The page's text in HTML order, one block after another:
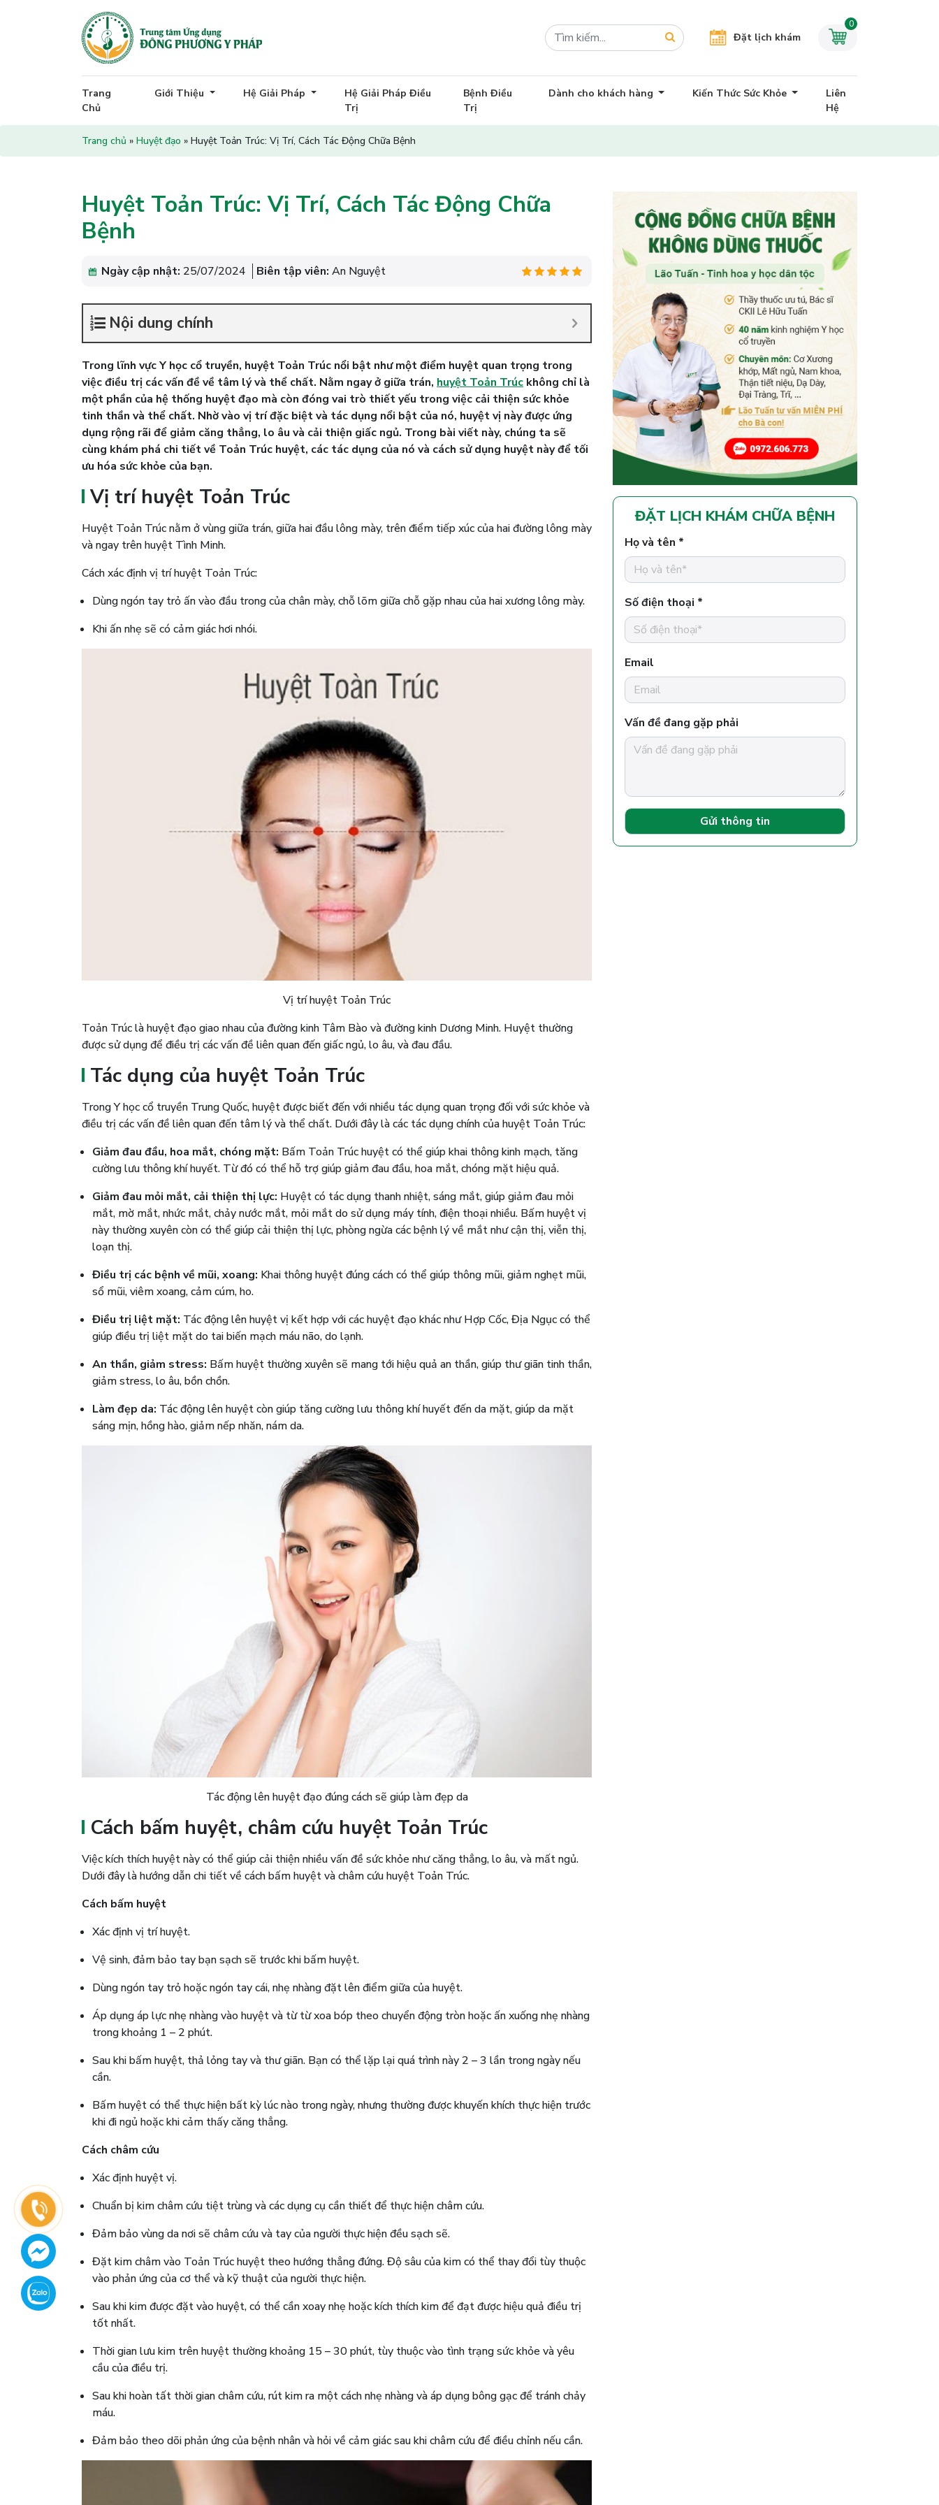
Đặt lịch khám
0
Trang
Chủ
Giới Thiệu Hệ Giải Pháp
Hệ Giải Pháp Điều
Trị
Bệnh Điều
Trị
Dành cho khách hàng Kiến Thức Sức Khỏe
Liên
Hệ
Trang chủ » Huyệt đạo » Huyệt Toản Trúc: Vị Trí, Cách Tác Động Chữa Bệnh
Huyệt Toản Trúc: Vị Trí, Cách Tác Động Chữa
Bệnh
Ngày cập nhật: 25/07/2024 Biên tập viên: An Nguyệt
Nội dung chính
Trong lĩnh vực Y học cổ truyền, huyệt Toản Trúc nổi bật như một điểm huyệt quan trọng trong
việc điều trị các vấn đề về tâm lý và thể chất. Nằm ngay ở giữa trán, huyệt Toản Trúc không chỉ là
một phần của hệ thống huyệt đạo mà còn đóng vai trò thiết yếu trong việc cải thiện sức khỏe
tinh thần và thể chất. Nhờ vào vị trí đặc biệt và tác dụng nổi bật của nó, huyệt vị này được ứng
dụng rộng rãi để giảm căng thẳng, lo âu và cải thiện giấc ngủ. Trong bài viết này, chúng ta sẽ
cùng khám phá chi tiết về Toản Trúc huyệt, các tác dụng của nó và cách sử dụng huyệt này để tối
ưu hóa sức khỏe của bạn.
Vị trí huyệt Toản Trúc
Huyệt Toản Trúc nằm ở vùng giữa trán, giữa hai đầu lông mày, trên điểm tiếp xúc của hai đường lông mày
và ngay trên huyệt Tình Minh.
Cách xác định vị trí huyệt Toản Trúc:
Dùng ngón tay trỏ ấn vào đầu trong của chân mày, chỗ lõm giữa chỗ gặp nhau của hai xương lông mày.
Khi ấn nhẹ sẽ có cảm giác hơi nhói.
Vị trí huyệt Toản Trúc
Toản Trúc là huyệt đạo giao nhau của đường kinh Tâm Bào và đường kinh Dương Minh. Huyệt thường
được sử dụng để điều trị các vấn đề liên quan đến giấc ngủ, lo âu, và đau đầu.
Tác dụng của huyệt Toản Trúc
Trong Y học cổ truyền Trung Quốc, huyệt được biết đến với nhiều tác dụng quan trọng đối với sức khỏe và
điều trị các vấn đề liên quan đến tâm lý và thể chất. Dưới đây là các tác dụng chính của huyệt Toản Trúc:
Giảm đau đầu, hoa mắt, chóng mặt: Bấm Toản Trúc huyệt có thể giúp khai thông kinh mạch, tăng
cường lưu thông khí huyết. Từ đó có thể hỗ trợ giúp giảm đau đầu, hoa mắt, chóng mặt hiệu quả.
Giảm đau mỏi mắt, cải thiện thị lực: Huyệt có tác dụng thanh nhiệt, sáng mắt, giúp giảm đau mỏi
mắt, mờ mắt, nhức mắt, chảy nước mắt, mỏi mắt do sử dụng máy tính, điện thoại nhiều. Bấm huyệt vị
này thường xuyên còn có thể giúp cải thiện thị lực, phòng ngừa các bệnh lý về mắt như cận thị, viễn thị,
loạn thị.
Điều trị các bệnh về mũi, xoang: Khai thông huyệt đúng cách có thể giúp thông mũi, giảm nghẹt mũi,
sổ mũi, viêm xoang, cảm cúm, ho.
Điều trị liệt mặt: Tác động lên huyệt vị kết hợp với các huyệt đạo khác như Hợp Cốc, Địa Ngục có thể
giúp điều trị liệt mặt do tai biến mạch máu não, do lạnh.
An thần, giảm stress: Bấm huyệt thường xuyên sẽ mang tới hiệu quả an thần, giúp thư giãn tinh thần,
giảm stress, lo âu, bồn chồn.
Làm đẹp da: Tác động lên huyệt còn giúp tăng cường lưu thông khí huyết đến da mặt, giúp da mặt
sáng mịn, hồng hào, giảm nếp nhăn, nám da.
Tác động lên huyệt đạo đúng cách sẽ giúp làm đẹp da
Cách bấm huyệt, châm cứu huyệt Toản Trúc
Việc kích thích huyệt này có thể giúp cải thiện nhiều vấn đề sức khỏe như căng thẳng, lo âu, và mất ngủ.
Dưới đây là hướng dẫn chi tiết về cách bấm huyệt và châm cứu huyệt Toản Trúc.
Cách bấm huyệt
Xác định vị trí huyệt.
Vệ sinh, đảm bảo tay bạn sạch sẽ trước khi bấm huyệt.
Dùng ngón tay trỏ hoặc ngón tay cái, nhẹ nhàng đặt lên điểm giữa của huyệt.
Áp dụng áp lực nhẹ nhàng vào huyệt và từ từ xoa bóp theo chuyển động tròn hoặc ấn xuống nhẹ nhàng
trong khoảng 1 – 2 phút.
Sau khi bấm huyệt, thả lỏng tay và thư giãn. Bạn có thể lặp lại quá trình này 2 – 3 lần trong ngày nếu
cần.
Bấm huyệt có thể thực hiện bất kỳ lúc nào trong ngày, nhưng thường được khuyến khích thực hiện trước
khi đi ngủ hoặc khi cảm thấy căng thẳng.
Cách châm cứu
Xác định huyệt vị.
Chuẩn bị kim châm cứu tiệt trùng và các dụng cụ cần thiết để thực hiện châm cứu.
Đảm bảo vùng da nơi sẽ châm cứu và tay của người thực hiện đều sạch sẽ.
Đặt kim châm vào Toản Trúc huyệt theo hướng thẳng đứng. Độ sâu của kim có thể thay đổi tùy thuộc
vào phản ứng của cơ thể và kỹ thuật của người thực hiện.
Sau khi kim được đặt vào huyệt, có thể cần xoay nhẹ hoặc kích thích kim để đạt được hiệu quả điều trị
tốt nhất.
Thời gian lưu kim trên huyệt thường khoảng 15 – 30 phút, tùy thuộc vào tình trạng sức khỏe và yêu
cầu của điều trị.
Sau khi hoàn tất thời gian châm cứu, rút kim ra một cách nhẹ nhàng và áp dụng bông gạc để tránh chảy
máu.
Đảm bảo theo dõi phản ứng của bệnh nhân và hỏi về cảm giác sau khi châm cứu để điều chỉnh nếu cần.
ĐẶT LỊCH KHÁM CHỮA BỆNH
Họ và tên *
Số điện thoại *
Email
Vấn đề đang gặp phải
Gửi thông tin